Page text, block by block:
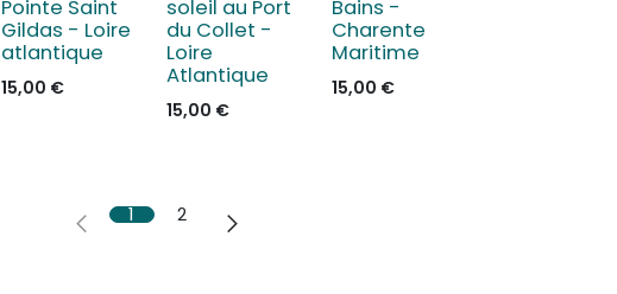
Pointe Saint
Gildas - Loire
atlantique
15,00 €
soleil au Port
du Collet -
Loire
Atlantique
15,00 €
Bains -
Charente
Maritime
15,00 €
1 2